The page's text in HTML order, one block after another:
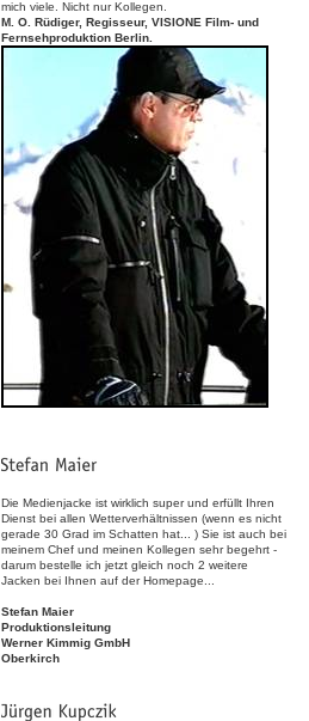
mich viele. Nicht nur Kollegen.
M. O. Rüdiger, Regisseur, VISIONE Film- und
Fernsehproduktion Berlin.
Die Medienjacke ist wirklich super und erfüllt Ihren
Dienst bei allen Wetterverhältnissen (wenn es nicht
gerade 30 Grad im Schatten hat... ) Sie ist auch bei
meinem Chef und meinen Kollegen sehr begehrt -
darum bestelle ich jetzt gleich noch 2 weitere
Jacken bei Ihnen auf der Homepage...
Stefan Maier
Produktionsleitung
Werner Kimmig GmbH
Oberkirch